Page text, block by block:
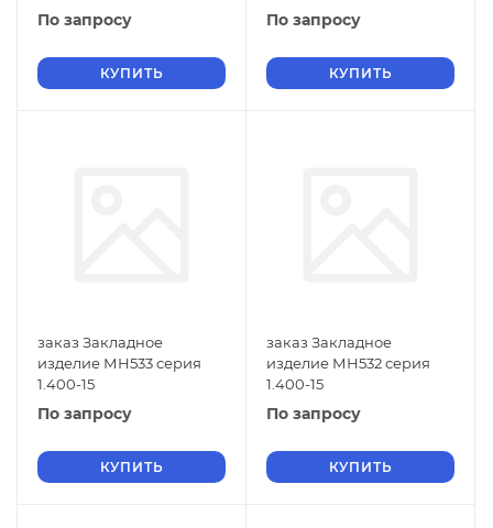
По запросу
КУПИТЬ
По запросу
КУПИТЬ
заказ Закладное
изделие МН533 серия
1.400-15
По запросу
КУПИТЬ
заказ Закладное
изделие МН532 серия
1.400-15
По запросу
КУПИТЬ